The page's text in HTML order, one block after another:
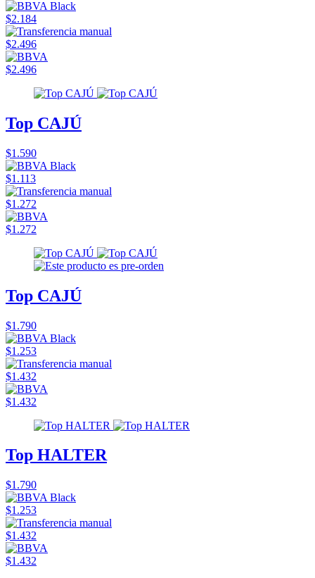
$2.184
$2.496
$2.496
Top CAJÚ
$1.590
$1.113
$1.272
$1.272
Top CAJÚ
$1.790
$1.253
$1.432
$1.432
Top HALTER
$1.790
$1.253
$1.432
$1.432